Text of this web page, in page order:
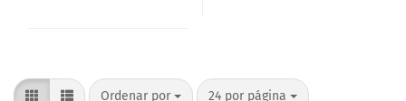
Ordenar por
Ordenar por 24 por página
por página